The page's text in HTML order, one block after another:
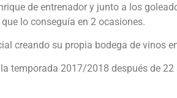
de entrenador y junto a los
lo conseguía en 2 ocasiones.
creando su propia bodega de vinos
temporada 2017/2018 después de